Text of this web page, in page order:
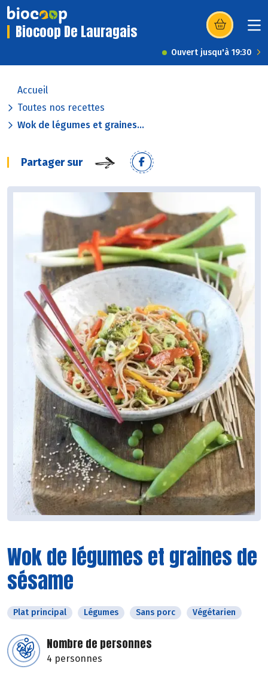
Biocoop De Lauragais (s’ouvre dans
Ouvert jusqu'à 19:30
Accueil
Toutes nos recettes
Wok de légumes et graines...
Partager sur
Wok de légumes et graines de
sésame
Plat principal Légumes Sans porc Végétarien
Nombre de personnes
4 personnes